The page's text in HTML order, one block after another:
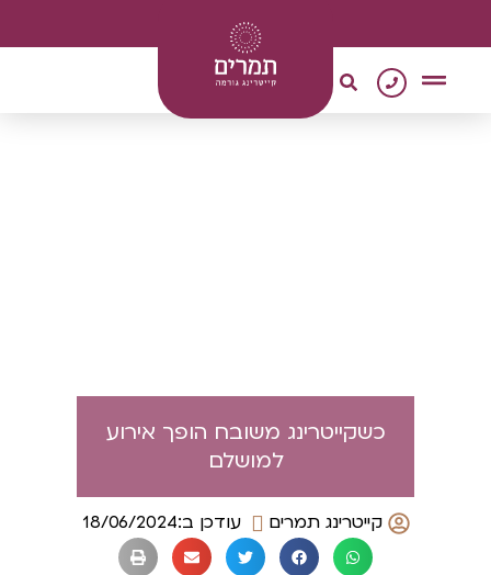
כשקייטרינג משובח הופך אירוע
למושלם
קייטרינג תמרים עודכן ב:18/06/2024